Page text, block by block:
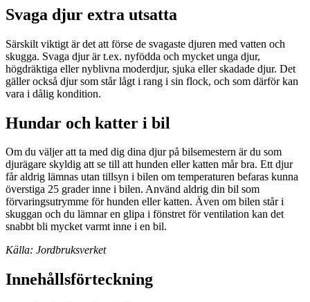
Svaga djur extra utsatta
Särskilt viktigt är det att förse de svagaste djuren med vatten och
skugga. Svaga djur är t.ex. nyfödda och mycket unga djur,
högdräktiga eller nyblivna moderdjur, sjuka eller skadade djur. Det
gäller också djur som står lågt i rang i sin flock, och som därför kan
vara i dålig kondition.
Hundar och katter i bil
Om du väljer att ta med dig dina djur på bilsemestern är du som
djurägare skyldig att se till att hunden eller katten mår bra. Ett djur
får aldrig lämnas utan tillsyn i bilen om temperaturen befaras kunna
överstiga 25 grader inne i bilen. Använd aldrig din bil som
förvaringsutrymme för hunden eller katten. Även om bilen står i
skuggan och du lämnar en glipa i fönstret för ventilation kan det
snabbt bli mycket varmt inne i en bil.
Källa: Jordbruksverket
Innehållsförteckning